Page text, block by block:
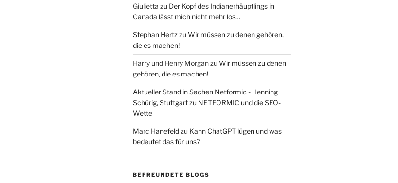
Giulietta zu Der Kopf des Indianerhäuptlings in
Canada lässt mich nicht mehr los…
Stephan Hertz zu Wir müssen zu denen gehören,
die es machen!
Harry und Henry Morganzu Wir müssen zu denen
gehören, die es machen!
Aktueller Stand in Sachen Netformic - Henning
Schürig, Stuttgartzu NETFORMIC und die SEO-
Wette
Marc Hanefeldzu Kann ChatGPT lügen und was
bedeutet das für uns?
BEFREUNDETE BLOGS